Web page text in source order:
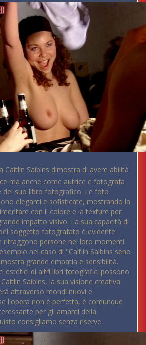
Caitlin Saibins dimostra di avere abilità
ma anche come autrice e fotografa
del suo libro fotografico. Le foto
eleganti e sofisticate, mostrando la
con il colore e la texture per
impatto visivo. La sua capacità di
soggetto fotografato è evidente
ritraggono persone nei loro momenti
nel caso di "Caitlin Saibins seno
grande empatia e sensibilità.
estetici di altri libri fotografici possono
Saibins, la sua visione creativa
attraverso mondi nuovi e
l'opera non è perfetta, è comunque
per gli amanti della
consigliamo senza riserve.